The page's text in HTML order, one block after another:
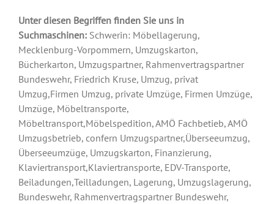
Unter diesen Begriffen finden Sie uns in
Suchmaschinen: Schwerin: Möbellagerung,
Mecklenburg-Vorpommern, Umzugskarton,
Bücherkarton, Umzugspartner, Rahmenvertragspartner
Bundeswehr, Friedrich Kruse, Umzug, privat
Umzug,Firmen Umzug, private Umzüge, Firmen Umzüge,
Umzüge, Möbeltransporte,
Möbeltransport,Möbelspedition, AMÖ Fachbetieb, AMÖ
Umzugsbetrieb, confern Umzugspartner,Überseeumzug,
Überseeumzüge, Umzugskarton, Finanzierung,
Klaviertransport,Klaviertransporte, EDV-Transporte,
Beiladungen,Teilladungen, Lagerung, Umzugslagerung,
Bundeswehr, Rahmenvertragspartner Bundeswehr,